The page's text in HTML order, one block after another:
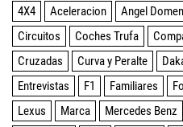
4X4 Aceleracion Angel
Circuitos
Coches Trufa
Cruzadas
Curva y Peralte
Entrevistas
F1 Familiares
Lexus
Marca Mercedes Benz